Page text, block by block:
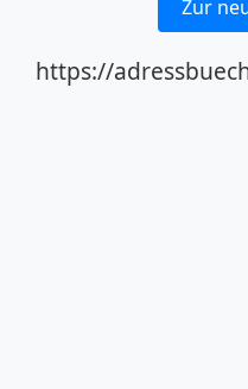
Zur
https://